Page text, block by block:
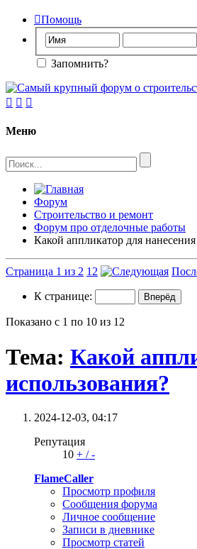
Помощь
Запомнить?
  
Меню
Форум
Строительство и ремонт
Форум про отделочные работы
Какой аппликатор для
Страница 1 из 2 1 2
К странице:
Показано с 1 по 10 из 12
Тема: Какой
использования?
2024-12-03, 04:17
Репутация
10 + /-
FlameCaller
Просмотр профиля
Сообщения форума
Личное сообщение
Записи в дневнике
Просмотр статей